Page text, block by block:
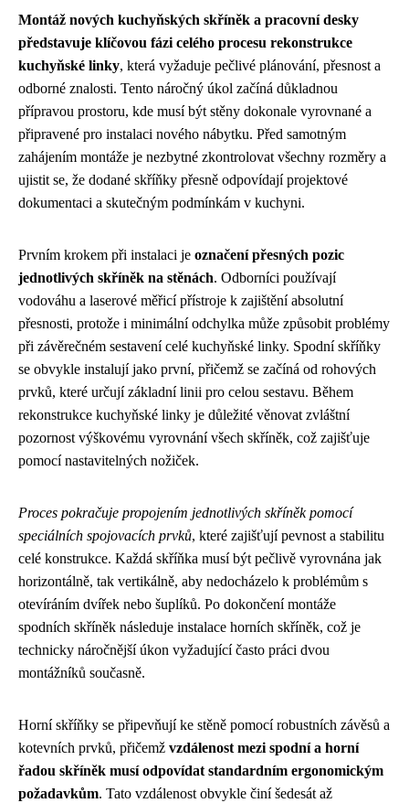
Montáž nových kuchyňských skříněk a pracovní desky
představuje klíčovou fázi celého procesu rekonstrukce
kuchyňské linky, která vyžaduje pečlivé plánování, přesnost a
odborné znalosti. Tento náročný úkol začíná důkladnou
přípravou prostoru, kde musí být stěny dokonale vyrovnané a
připravené pro instalaci nového nábytku. Před samotným
zahájením montáže je nezbytné zkontrolovat všechny rozměry a
ujistit se, že dodané skříňky přesně odpovídají projektové
dokumentaci a skutečným podmínkám v kuchyni.
Prvním krokem při instalaci je označení přesných pozic
jednotlivých skříněk na stěnách. Odborníci používají
vodováhu a laserové měřicí přístroje k zajištění absolutní
přesnosti, protože i minimální odchylka může způsobit problémy
při závěrečném sestavení celé kuchyňské linky. Spodní skříňky
se obvykle instalují jako první, přičemž se začíná od rohových
prvků, které určují základní linii pro celou sestavu. Během
rekonstrukce kuchyňské linky je důležité věnovat zvláštní
pozornost výškovému vyrovnání všech skříněk, což zajišťuje
pomocí nastavitelných nožiček.
Proces pokračuje propojením jednotlivých skříněk pomocí
speciálních spojovacích prvků, které zajišťují pevnost a stabilitu
celé konstrukce. Každá skříňka musí být pečlivě vyrovnána jak
horizontálně, tak vertikálně, aby nedocházelo k problémům s
otevíráním dvířek nebo šuplíků. Po dokončení montáže
spodních skříněk následuje instalace horních skříněk, což je
technicky náročnější úkon vyžadující často práci dvou
montážníků současně.
Horní skříňky se připevňují ke stěně pomocí robustních závěsů a
kotevních prvků, přičemž vzdálenost mezi spodní a horní
řadou skříněk musí odpovídat standardním ergonomickým
požadavkům. Tato vzdálenost obvykle činí šedesát až